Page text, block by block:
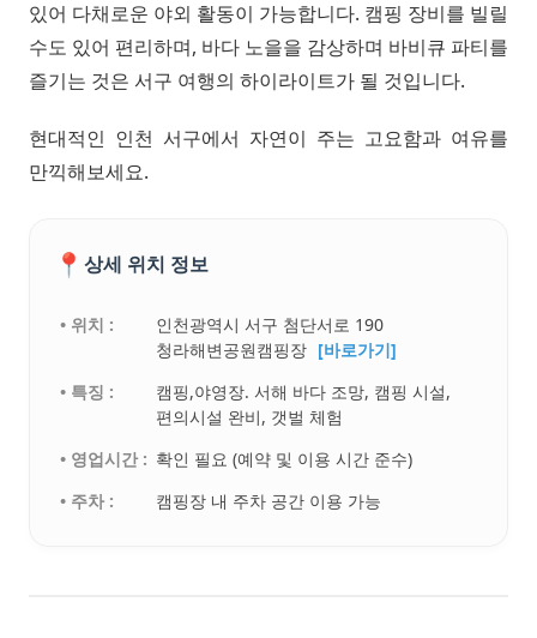
있어 다채로운 야외 활동이 가능합니다. 캠핑 장비를 빌릴
수도 있어 편리하며, 바다 노을을 감상하며 바비큐 파티를
즐기는 것은 서구 여행의 하이라이트가 될 것입니다.
현대적인 인천 서구에서 자연이 주는 고요함과 여유를
만끽해보세요.
📍 상세 위치 정보
• 위치 :
인천광역시 서구 첨단서로 190
청라해변공원캠핑장 [바로가기]
• 특징 :
캠핑,야영장. 서해 바다 조망, 캠핑 시설,
편의시설 완비, 갯벌 체험
• 영업시간 : 확인 필요 (예약 및 이용 시간 준수)
• 주차 :
캠핑장 내 주차 공간 이용 가능